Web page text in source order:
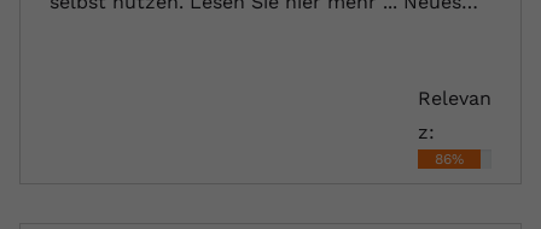
Relevan
z:
86%